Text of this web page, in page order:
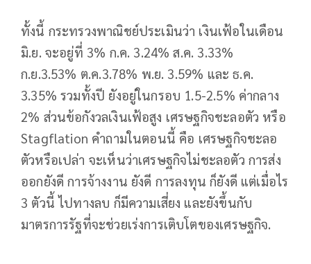
ทั้งนี้ กระทรวงพาณิชย์ประเมินว่า เงินเฟ้อในเดือน
มิ.ย. จะอยู่ที่ 3% ก.ค. 3.24% ส.ค. 3.33%
ก.ย.3.53% ต.ค.3.78% พ.ย. 3.59% และ ธ.ค.
3.35% รวมทั้งปี ยังอยู่ในกรอบ 1.5-2.5% ค่ากลาง
2% ส่วนข้อกังวลเงินเฟ้อสูง เศรษฐกิจชะลอตัว หรือ
Stagflation คำถามในตอนนี้ คือ เศรษฐกิจชะลอ
ตัวหรือเปล่า จะเห็นว่าเศรษฐกิจไม่ชะลอตัว การส่ง
ออกยังดี การจ้างงาน ยังดี การลงทุน ก็ยังดี แต่เมื่อไร
3 ตัวนี้ ไปทางลบ ก็มีความเสี่ยง และยังขึ้นกับ
มาตรการรัฐที่จะช่วยเร่งการเติบโตของเศรษฐกิจ.